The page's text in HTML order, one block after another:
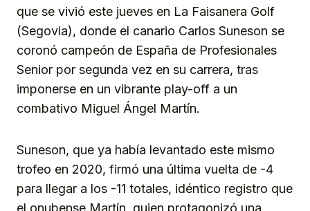
que se vivió este jueves en La Faisanera Golf
(Segovia), donde el canario Carlos Suneson se
coronó campeón de España de Profesionales
Senior por segunda vez en su carrera, tras
imponerse en un vibrante play-off a un
combativo Miguel Ángel Martín.
Suneson, que ya había levantado este mismo
trofeo en 2020, firmó una última vuelta de -4
para llegar a los -11 totales, idéntico registro que
el onubense Martín, quien protagonizó una